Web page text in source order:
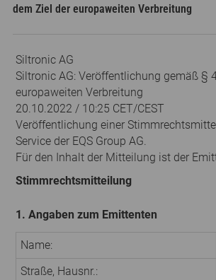
dem Ziel der europaweiten Verbreitung
Siltronic AG
Siltronic AG: Veröffentlichung gemäß §
europaweiten Verbreitung
20.10.2022 / 10:25 CET/CEST
Veröffentlichung einer
Service der EQS Group AG.
Für den Inhalt der Mitteilung ist der
Stimmrechtsmitteilung
1. Angaben zum Emittenten
Name:
Straße, Hausnr.: